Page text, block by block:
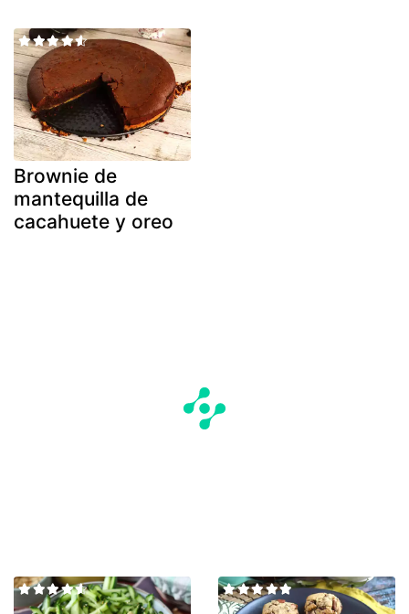
Brownie de
mantequilla de
cacahuete y oreo